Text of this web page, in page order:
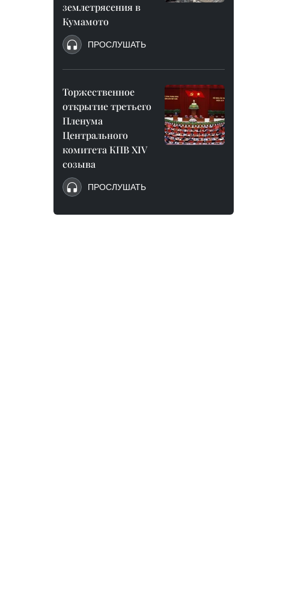
землетрясения в
Кумамото
ПРОСЛУШАТЬ
Торжественное
открытие третьего
Пленума
Центрального
комитета КПВ XIV
созыва
ПРОСЛУШАТЬ